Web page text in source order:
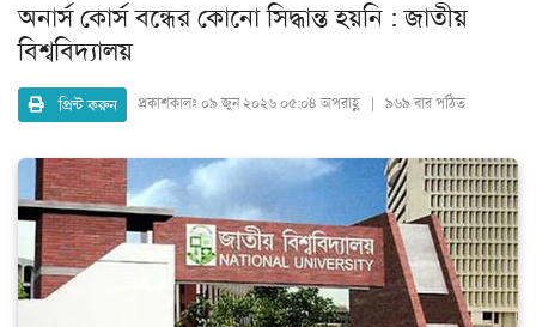
অনার্স কোর্স বন্ধের কোনো সিদ্ধান্ত হয়নি : জাতীয়
বিশ্ববিদ্যালয়
প্রিন্ট করুন প্রকাশকালঃ ০৯ জুন ২০২৬ ০৫:০৪ অপরাহ্ণ | ৯৬৯ বার পঠিত